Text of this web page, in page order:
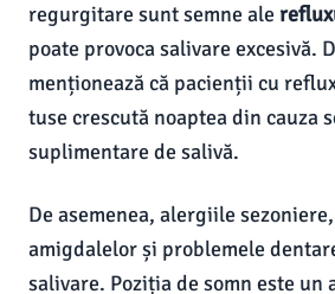
regurgitare sunt semne ale
poate provoca salivare excesivă.
menționează că pacienții cu
tuse crescută noaptea din cauza
suplimentare de salivă.
De asemenea, alergiile
amigdalelor și problemele
salivare. Poziția de somn este un